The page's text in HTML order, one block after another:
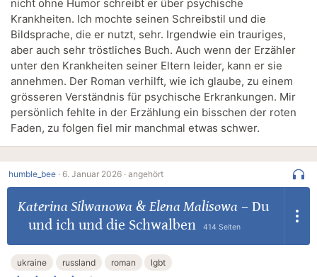
nicht ohne Humor schreibt er über psychische
Krankheiten. Ich mochte seinen Schreibstil und die
Bildsprache, die er nutzt, sehr. Irgendwie ein trauriges,
aber auch sehr tröstliches Buch. Auch wenn der Erzähler
unter den Krankheiten seiner Eltern leider, kann er sie
annehmen. Der Roman verhilft, wie ich glaube, zu einem
grösseren Verständnis für psychische Erkrankungen. Mir
persönlich fehlte in der Erzählung ein bisschen der roten
Faden, zu folgen fiel mir manchmal etwas schwer.
humble_bee · 6. Januar 2026 · angehört
Katerina Silwanowa & Elena Malisowa – Du
und ich und die Schwalben
414 Seiten
ukraine russland roman lgbt